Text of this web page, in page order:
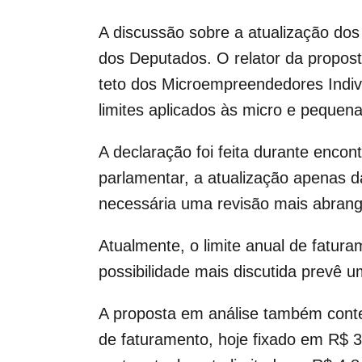
A discussão sobre a atualização
dos Deputados. O relator da
teto dos Microempreendedores
limites aplicados às micro e
A declaração foi feita durante
parlamentar, a atualização apenas
necessária uma revisão mais
Atualmente, o limite anual de
possibilidade mais discutida prevê
A proposta em análise também
de faturamento, hoje fixado em R$